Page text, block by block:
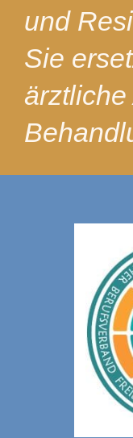
und
Sie